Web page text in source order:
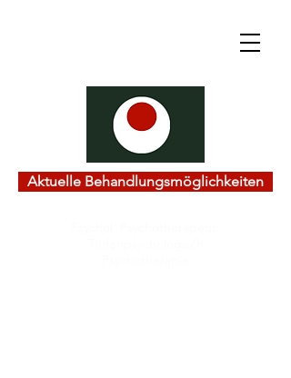
Aktuelle Behandlungsmöglichkeiten